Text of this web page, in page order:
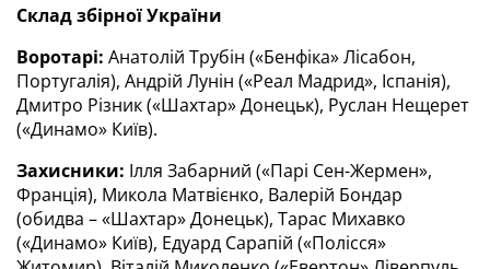
Склад збірної України
Воротарі: Анатолій Трубін («Бенфіка» Лісабон,
Португалія), Андрій Лунін («Реал Мадрид», Іспанія),
Дмитро Різник («Шахтар» Донецьк), Руслан Нещерет
(«Динамо» Київ).
Захисники: Ілля Забарний («Парі Сен-Жермен»,
Франція), Микола Матвієнко, Валерій Бондар
(обидва – «Шахтар» Донецьк), Тарас Михавко
(«Динамо» Київ), Едуард Сарапій («Полісся»